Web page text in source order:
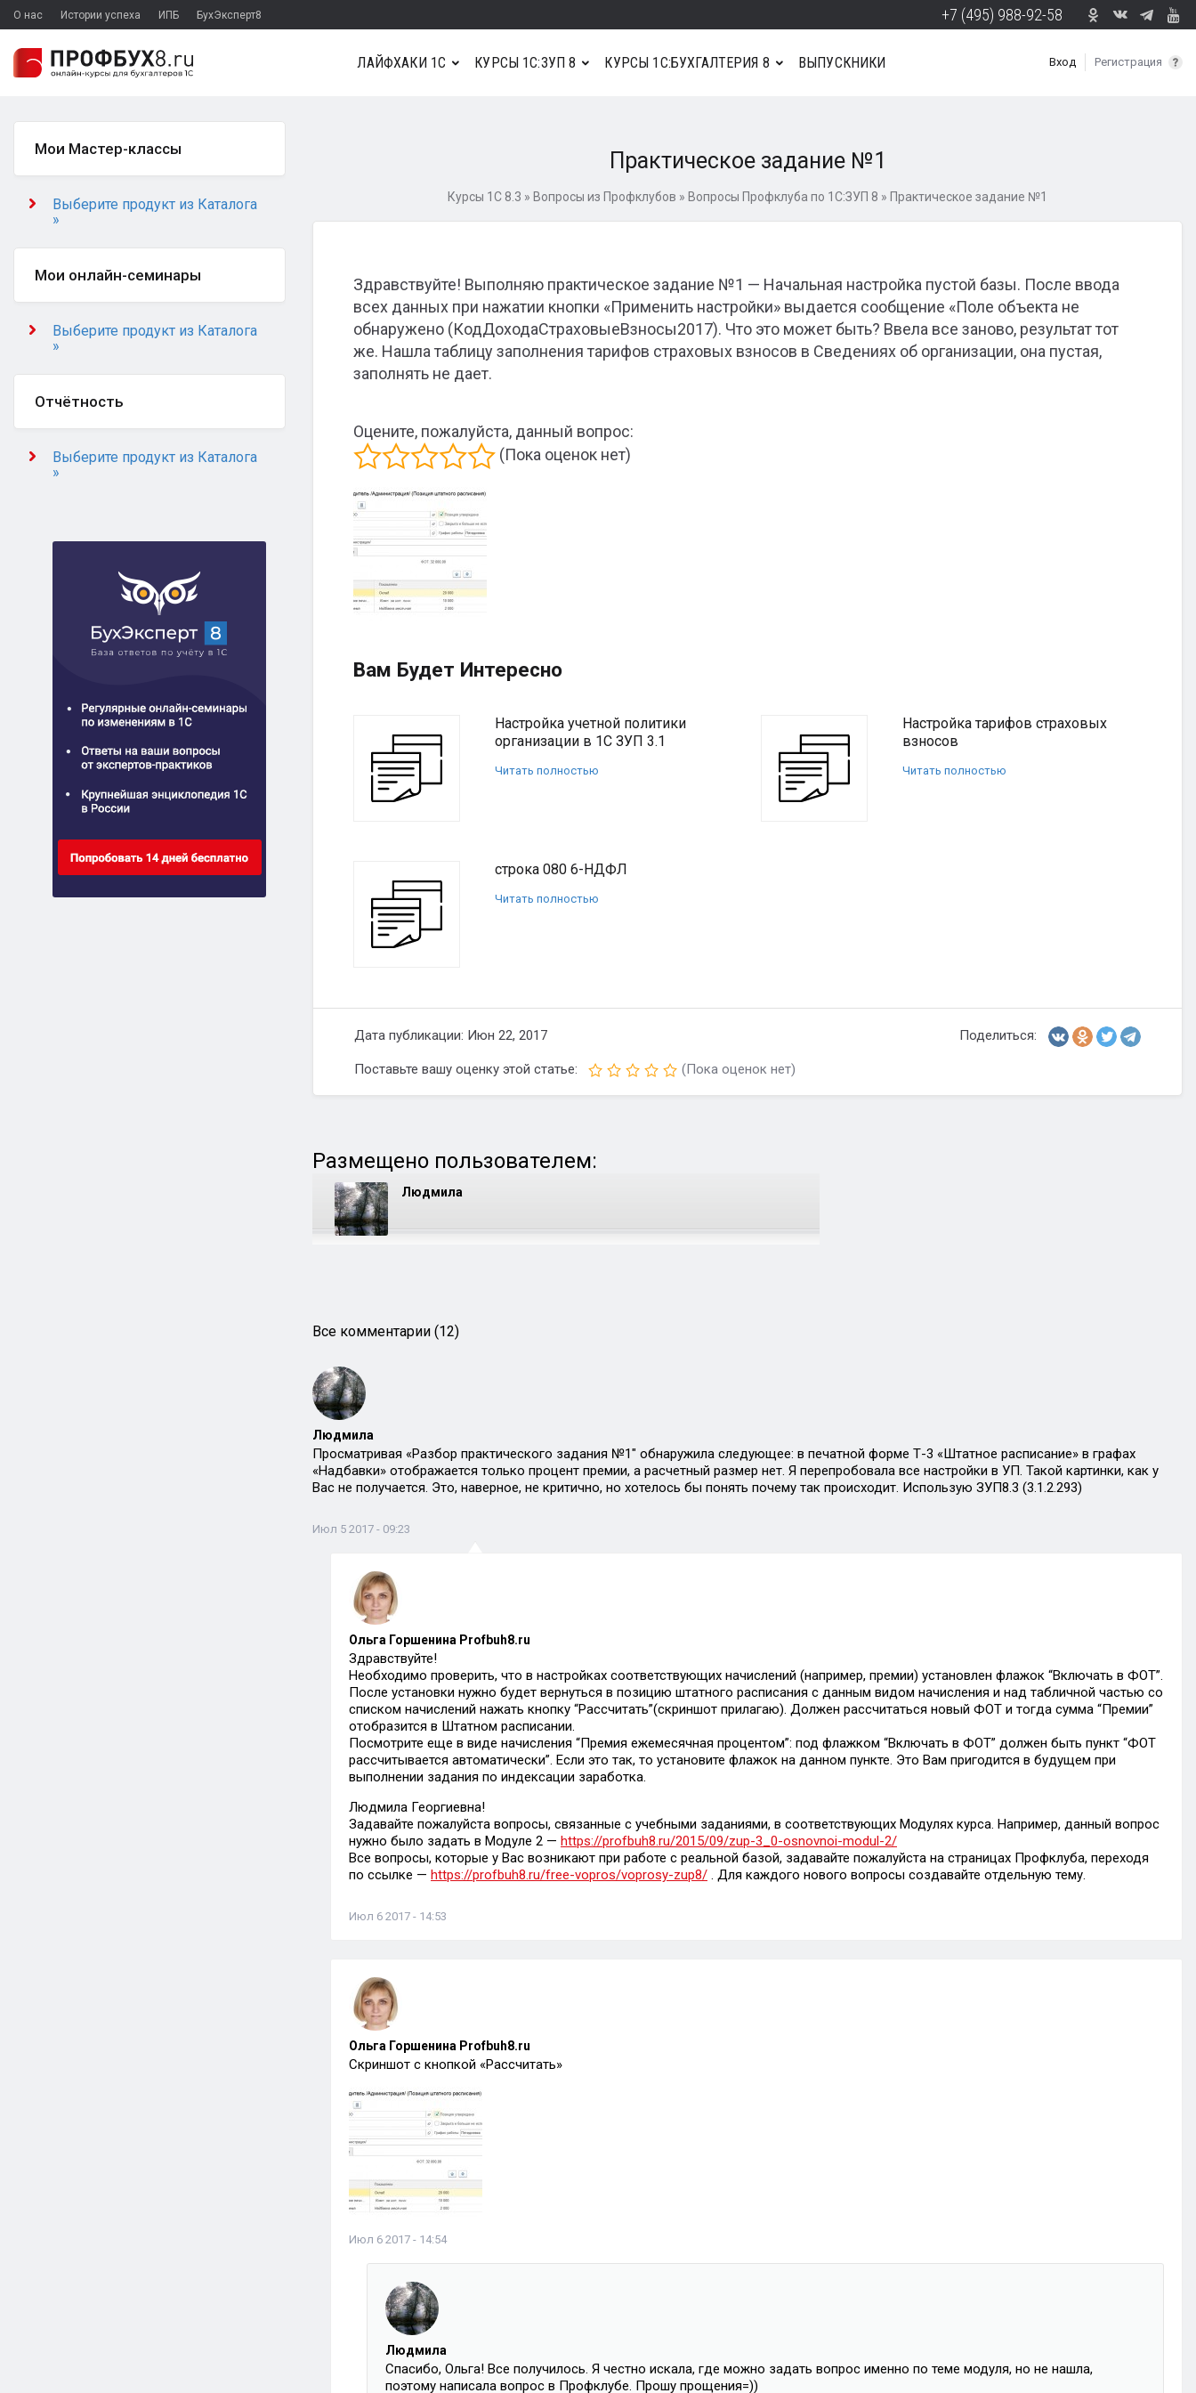
О нас Истории успеха ИПБ БухЭксперт8 +7 (495) 988-92-58
Вход Регистрация
ЛАЙФХАКИ 1С КУРСЫ 1С:ЗУП 8 КУРСЫ 1С:БУХГАЛТЕРИЯ 8 ВЫПУСКНИКИ
Практическое задание №1
Курсы 1С 8.3 » Вопросы из Профклубов » Вопросы Профклуба по 1С:ЗУП 8 » Практическое задание №1
Здравствуйте! Выполняю практическое задание №1 — Начальная настройка пустой базы. После ввода
всех данных при нажатии кнопки «Применить настройки» выдается сообщение «Поле объекта не
обнаружено (КодДоходаСтраховыеВзносы2017). Что это может быть? Ввела все заново, результат тот
же. Нашла таблицу заполнения тарифов страховых взносов в Сведениях об организации, она пустая,
заполнять не дает.
Оцените, пожалуйста, данный вопрос:
(Пока оценок нет)
Вам Будет Интересно
Настройка учетной политики
организации в 1С ЗУП 3.1
Читать полностью
Настройка тарифов страховых
взносов
Читать полностью
строка 080 6-НДФЛ
Читать полностью
Дата публикации: Июн 22, 2017 Поделиться:
Поставьте вашу оценку этой статье: (Пока оценок нет)
Размещено пользователем:
Людмила
Все комментарии (12)
Людмила
Просматривая «Разбор практического задания №1″ обнаружила следующее: в печатной форме Т-3 «Штатное расписание» в графах
«Надбавки» отображается только процент премии, а расчетный размер нет. Я перепробовала все настройки в УП. Такой картинки, как у
Вас не получается. Это, наверное, не критично, но хотелось бы понять почему так происходит. Использую ЗУП8.3 (3.1.2.293)
Июл 5 2017 - 09:23
Ольга Горшенина Profbuh8.ru
Здравствуйте!
Необходимо проверить, что в настройках соответствующих начислений (например, премии) установлен флажок “Включать в ФОТ”.
После установки нужно будет вернуться в позицию штатного расписания с данным видом начисления и над табличной частью со
списком начислений нажать кнопку “Рассчитать”(скриншот прилагаю). Должен рассчитаться новый ФОТ и тогда сумма “Премии”
отобразится в Штатном расписании.
Посмотрите еще в виде начисления “Премия ежемесячная процентом”: под флажком “Включать в ФОТ” должен быть пункт “ФОТ
рассчитывается автоматически”. Если это так, то установите флажок на данном пункте. Это Вам пригодится в будущем при
выполнении задания по индексации заработка.
Людмила Георгиевна!
Задавайте пожалуйста вопросы, связанные с учебными заданиями, в соответствующих Модулях курса. Например, данный вопрос
нужно было задать в Модуле 2 — https://profbuh8.ru/2015/09/zup-3_0-osnovnoi-modul-2/
Все вопросы, которые у Вас возникают при работе с реальной базой, задавайте пожалуйста на страницах Профклуба, переходя
по ссылке — https://profbuh8.ru/free-vopros/voprosy-zup8/ . Для каждого нового вопросы создавайте отдельную тему.
Июл 6 2017 - 14:53
Ольга Горшенина Profbuh8.ru
Скриншот с кнопкой «Рассчитать»
Июл 6 2017 - 14:54
Людмила
Спасибо, Ольга! Все получилось. Я честно искала, где можно задать вопрос именно по теме модуля, но не нашла,
поэтому написала вопрос в Профклубе. Прошу прощения=))
Мои Мастер-классы
Выберите продукт из Каталога
»
Мои онлайн-семинары
Выберите продукт из Каталога
»
Отчётность
Выберите продукт из Каталога
»